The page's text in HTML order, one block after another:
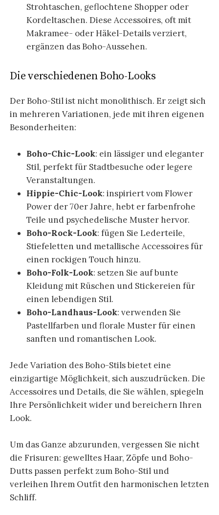
Strohtaschen, geflochtene Shopper oder
Kordeltaschen. Diese Accessoires, oft mit
Makramee- oder Häkel-Details verziert,
ergänzen das Boho-Aussehen.
Die verschiedenen Boho-Looks
Der Boho-Stil ist nicht monolithisch. Er zeigt sich
in mehreren Variationen, jede mit ihren eigenen
Besonderheiten:
Boho-Chic-Look: ein lässiger und eleganter
Stil, perfekt für Stadtbesuche oder legere
Veranstaltungen.
Hippie-Chic-Look: inspiriert vom Flower
Power der 70er Jahre, hebt er farbenfrohe
Teile und psychedelische Muster hervor.
Boho-Rock-Look: fügen Sie Lederteile,
Stiefeletten und metallische Accessoires für
einen rockigen Touch hinzu.
Boho-Folk-Look: setzen Sie auf bunte
Kleidung mit Rüschen und Stickereien für
einen lebendigen Stil.
Boho-Landhaus-Look: verwenden Sie
Pastellfarben und florale Muster für einen
sanften und romantischen Look.
Jede Variation des Boho-Stils bietet eine
einzigartige Möglichkeit, sich auszudrücken. Die
Accessoires und Details, die Sie wählen, spiegeln
Ihre Persönlichkeit wider und bereichern Ihren
Look.
Um das Ganze abzurunden, vergessen Sie nicht
die Frisuren: gewelltes Haar, Zöpfe und Boho-
Dutts passen perfekt zum Boho-Stil und
verleihen Ihrem Outfit den harmonischen letzten
Schliff.